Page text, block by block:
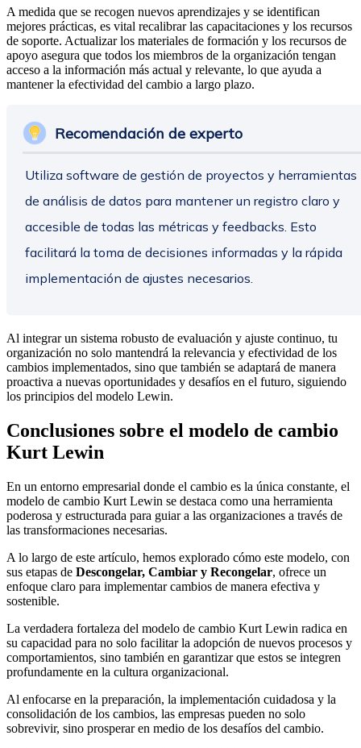
A medida que se recogen nuevos aprendizajes y se identifican
mejores prácticas, es vital recalibrar las capacitaciones y los recursos
de soporte. Actualizar los materiales de formación y los recursos de
apoyo asegura que todos los miembros de la organización tengan
acceso a la información más actual y relevante, lo que ayuda a
mantener la efectividad del cambio a largo plazo.
Recomendación de experto
Utiliza software de gestión de proyectos y herramientas
de análisis de datos para mantener un registro claro y
accesible de todas las métricas y feedbacks. Esto
facilitará la toma de decisiones informadas y la rápida
implementación de ajustes necesarios.
Al integrar un sistema robusto de evaluación y ajuste continuo, tu
organización no solo mantendrá la relevancia y efectividad de los
cambios implementados, sino que también se adaptará de manera
proactiva a nuevas oportunidades y desafíos en el futuro, siguiendo
los principios del modelo Lewin.
Conclusiones sobre el modelo de cambio
Kurt Lewin
En un entorno empresarial donde el cambio es la única constante, el
modelo de cambio Kurt Lewin se destaca como una herramienta
poderosa y estructurada para guiar a las organizaciones a través de
las transformaciones necesarias.
A lo largo de este artículo, hemos explorado cómo este modelo, con
sus etapas de Descongelar, Cambiar y Recongelar, ofrece un
enfoque claro para implementar cambios de manera efectiva y
sostenible.
La verdadera fortaleza del modelo de cambio Kurt Lewin radica en
su capacidad para no solo facilitar la adopción de nuevos procesos y
comportamientos, sino también en garantizar que estos se integren
profundamente en la cultura organizacional.
Al enfocarse en la preparación, la implementación cuidadosa y la
consolidación de los cambios, las empresas pueden no solo
sobrevivir, sino prosperar en medio de los desafíos del cambio.